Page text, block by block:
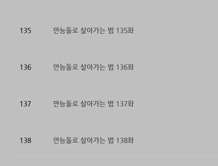
135 만능돌로 살아가는 법 135화
136 만능돌로 살아가는 법 136화
137 만능돌로 살아가는 법 137화
138 만능돌로 살아가는 법 138화